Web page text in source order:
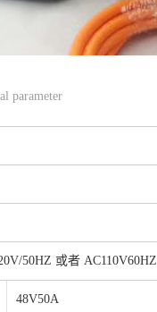
parameter
50HZ 或者 AC110V60HZ
48V50A